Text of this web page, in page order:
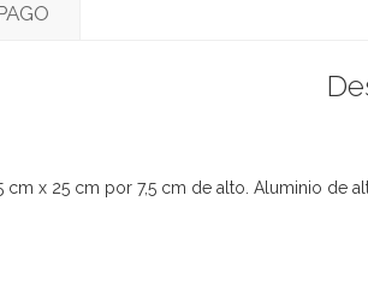
x 25 cm por 7,5 cm de alto. Aluminio de